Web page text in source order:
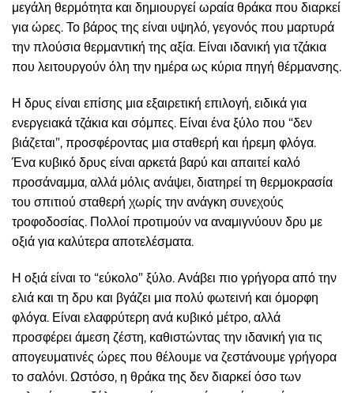
μεγάλη θερμότητα και δημιουργεί ωραία θράκα που διαρκεί
για ώρες. Το βάρος της είναι υψηλό, γεγονός που μαρτυρά
την πλούσια θερμαντική της αξία. Είναι ιδανική για τζάκια
που λειτουργούν όλη την ημέρα ως κύρια πηγή θέρμανσης.
Η δρυς είναι επίσης μια εξαιρετική επιλογή, ειδικά για
ενεργειακά τζάκια και σόμπες. Είναι ένα ξύλο που “δεν
βιάζεται”, προσφέροντας μια σταθερή και ήρεμη φλόγα.
Ένα κυβικό δρυς είναι αρκετά βαρύ και απαιτεί καλό
προσάναμμα, αλλά μόλις ανάψει, διατηρεί τη θερμοκρασία
του σπιτιού σταθερή χωρίς την ανάγκη συνεχούς
τροφοδοσίας. Πολλοί προτιμούν να αναμιγνύουν δρυ με
οξιά για καλύτερα αποτελέσματα.
Η οξιά είναι το “εύκολο” ξύλο. Ανάβει πιο γρήγορα από την
ελιά και τη δρυ και βγάζει μια πολύ φωτεινή και όμορφη
φλόγα. Είναι ελαφρύτερη ανά κυβικό μέτρο, αλλά
προσφέρει άμεση ζέστη, καθιστώντας την ιδανική για τις
απογευματινές ώρες που θέλουμε να ζεστάνουμε γρήγορα
το σαλόνι. Ωστόσο, η θράκα της δεν διαρκεί όσο των